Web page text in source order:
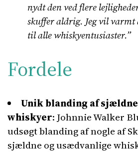
nydt den ved flere
skuffer aldrig. Jeg vil varmt
til alle whiskyentusiaster.”
Fordele
Unik blanding af
whiskyer: Johnnie Walker
udsøgt blanding af nogle af
sjældne og usædvanlige